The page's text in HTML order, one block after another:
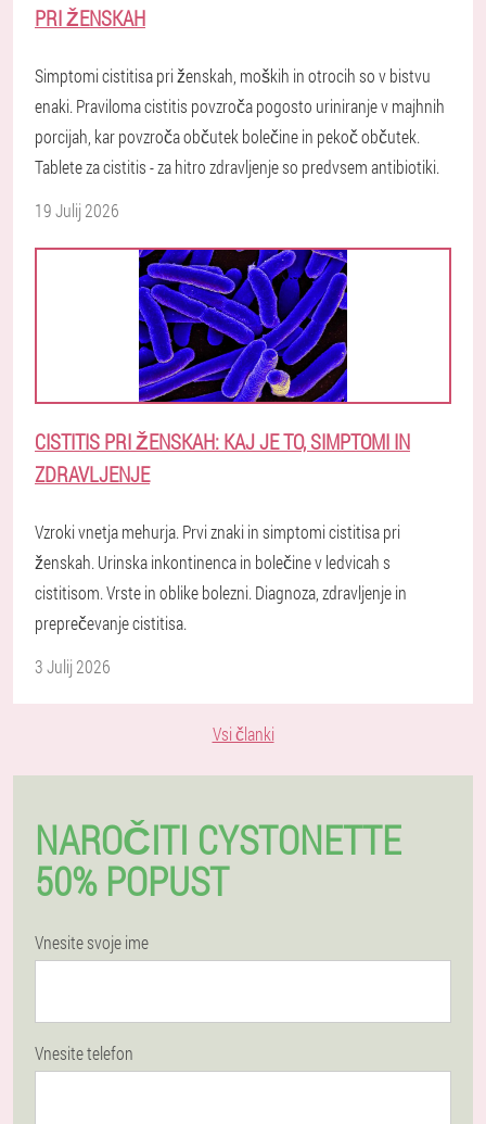
PRI ŽENSKAH
Simptomi cistitisa pri ženskah, moških in otrocih so v bistvu
enaki. Praviloma cistitis povzroča pogosto uriniranje v majhnih
porcijah, kar povzroča občutek bolečine in pekoč občutek.
Tablete za cistitis - za hitro zdravljenje so predvsem antibiotiki.
19 Julij 2026
CISTITIS PRI ŽENSKAH: KAJ JE TO, SIMPTOMI IN
ZDRAVLJENJE
Vzroki vnetja mehurja. Prvi znaki in simptomi cistitisa pri
ženskah. Urinska inkontinenca in bolečine v ledvicah s
cistitisom. Vrste in oblike bolezni. Diagnoza, zdravljenje in
preprečevanje cistitisa.
3 Julij 2026
Vsi članki
NAROČITI CYSTONETTE
50% POPUST
Vnesite svoje ime
Vnesite telefon